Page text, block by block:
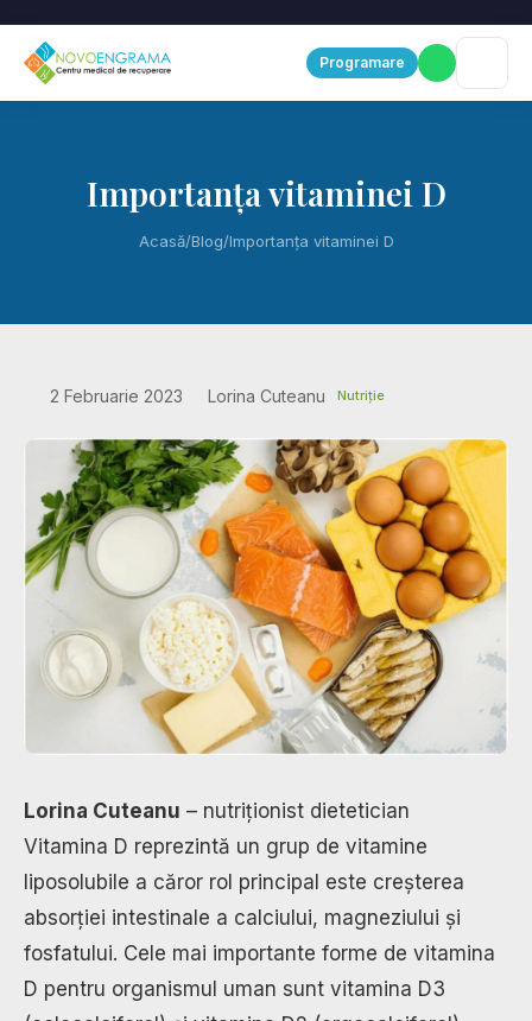
Programare
Importanța vitaminei D
Acasă/Blog/Importanța vitaminei D
2 Februarie 2023 Lorina Cuteanu Nutriție
Lorina Cuteanu – nutriționist dietetician
Vitamina D reprezintă un grup de vitamine
liposolubile a căror rol principal este creșterea
absorției intestinale a calciului, magneziului și
fosfatului. Cele mai importante forme de vitamina
D pentru organismul uman sunt vitamina D3